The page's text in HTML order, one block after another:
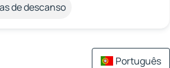
de descanso
Português